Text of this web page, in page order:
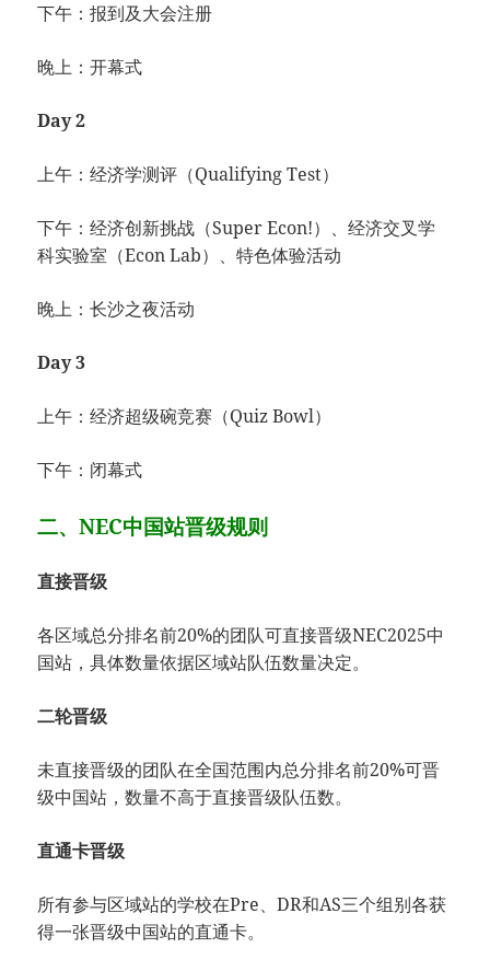
下午：报到及大会注册
晚上：开幕式
Day 2
上午：经济学测评（Qualifying Test）
下午：经济创新挑战（Super Econ!）、经济交叉学
科实验室（Econ Lab）、特色体验活动
晚上：长沙之夜活动
Day 3
上午：经济超级碗竞赛（Quiz Bowl）
下午：闭幕式
二、NEC中国站晋级规则
直接晋级
各区域总分排名前20%的团队可直接晋级NEC2025中
国站，具体数量依据区域站队伍数量决定。
二轮晋级
未直接晋级的团队在全国范围内总分排名前20%可晋
级中国站，数量不高于直接晋级队伍数。
直通卡晋级
所有参与区域站的学校在Pre、DR和AS三个组别各获
得一张晋级中国站的直通卡。